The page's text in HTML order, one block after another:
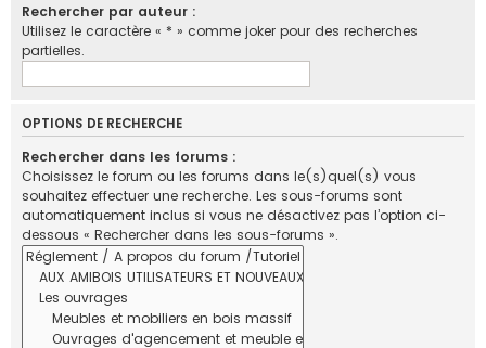
Rechercher par auteur :
Utilisez le caractère « * » comme joker pour des recherches
partielles.
OPTIONS DE RECHERCHE
Rechercher dans les forums :
Choisissez le forum ou les forums dans le(s)quel(s) vous
souhaitez effectuer une recherche. Les sous-forums sont
automatiquement inclus si vous ne désactivez pas l’option ci-
dessous « Rechercher dans les sous-forums ».